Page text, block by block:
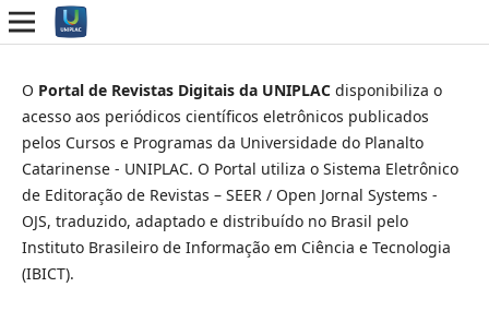
O Portal de Revistas Digitais da UNIPLACdisponibiliza o
acesso aos periódicos científicos eletrônicos publicados
pelos Cursos e Programas da Universidade do Planalto
Catarinense - UNIPLAC. O Portal utiliza o Sistema Eletrônico
de Editoração de Revistas – SEER / Open Jornal Systems -
OJS, traduzido, adaptado e distribuído no Brasil pelo
Instituto Brasileiro de Informação em Ciência e Tecnologia
(IBICT).